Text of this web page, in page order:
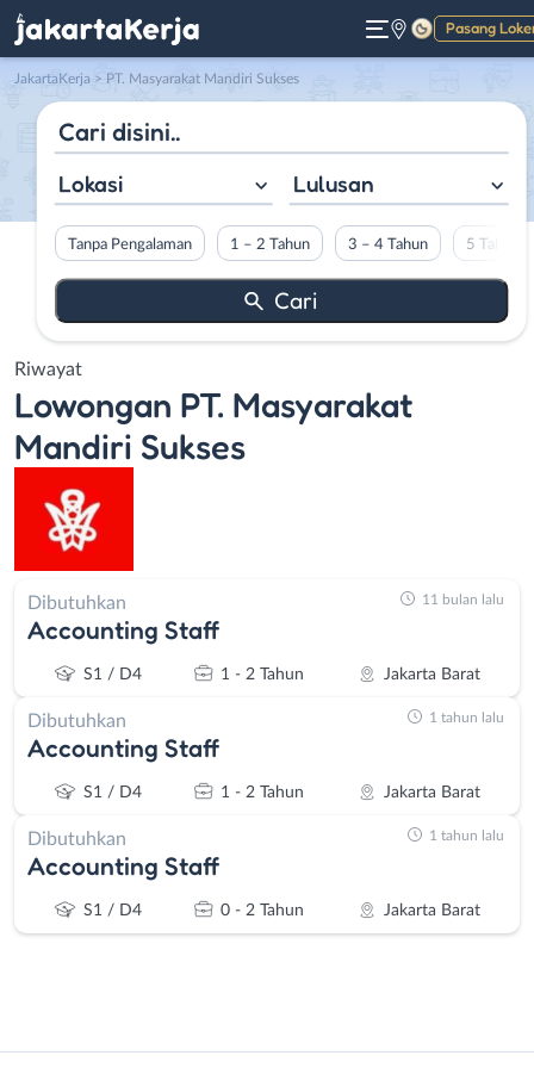
Pasang
Gelap
JakartaKerja > PT. Masyarakat Mandiri Sukses
Lokasi Lulusan
Tanpa Pengalaman 1 – 2 Tahun 3 – 4 Tahun 5 Tahun
Riwayat
Lowongan PT. Masyarakat
Mandiri Sukses
Dibutuhkan
Accounting Staff
S1 / D4 1 - 2 Tahun Jakarta Barat
11 bulan lalu
Dibutuhkan
Accounting Staff
S1 / D4 1 - 2 Tahun Jakarta Barat
1 tahun lalu
Dibutuhkan
Accounting Staff
S1 / D4 0 - 2 Tahun Jakarta Barat
1 tahun lalu
Administrasi
Bebas